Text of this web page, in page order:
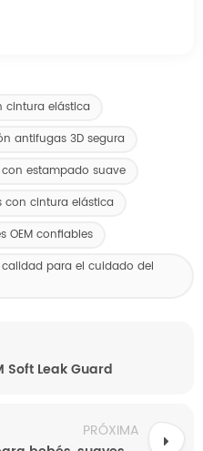
cintura elástica
antifugas 3D segura
estampado suave
con cintura elástica
OEM confiables
para el cuidado del
Soft Leak Guard
PRÓXIMA